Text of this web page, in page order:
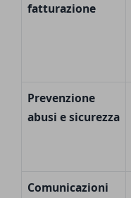
fatturazione
Prevenzione
abusi e sicurezza
Comunicazioni